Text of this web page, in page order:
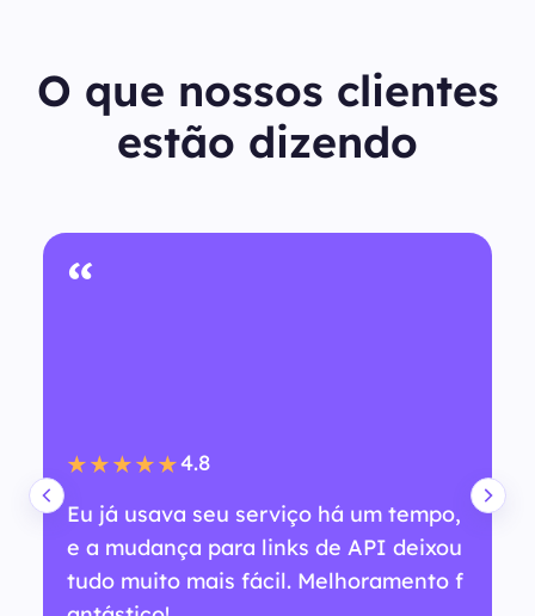
O que nossos clientes
estão dizendo
“
★★★★★4.8
Eu já usava seu serviço há um tempo,
e a mudança para links de API deixou
tudo muito mais fácil. Melhoramento f